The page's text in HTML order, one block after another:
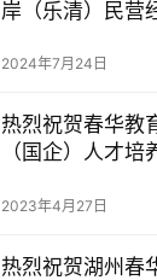
岸（乐清）民营
2024年7月24日
热烈祝贺春华教
（国企）人才
2023年4月27日
热烈祝贺湖州春